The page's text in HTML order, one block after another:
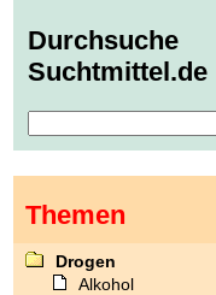
Durchsuche
Suchtmittel.de
Themen
Drogen
Alkohol